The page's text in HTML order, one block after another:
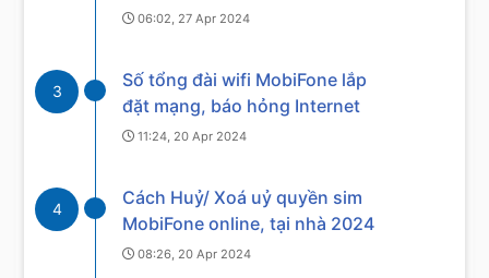
06:02, 27 Apr 2024
3
Số tổng đài wifi MobiFone lắp
đặt mạng, báo hỏng Internet
11:24, 20 Apr 2024
4
Cách Huỷ/ Xoá uỷ quyền sim
MobiFone online, tại nhà 2024
08:26, 20 Apr 2024